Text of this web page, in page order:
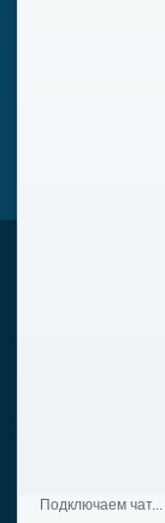
Подключаем чат...